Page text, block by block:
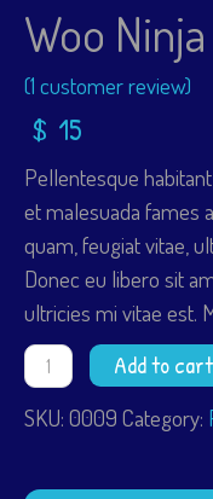
Woo Ninja
(1 customer review)
$ 15
Pellentesque
et malesuada fames
quam, feugiat vitae,
Donec eu libero sit
ultricies mi vitae est.
Woo
Ninja Add to cart
SKU: 0009 Category: